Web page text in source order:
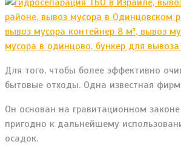
Для того, чтобы более эффективно
бытовые отходы. Одна известная
Он основан на гравитационном
пригодно к дальнейшему
осадок.